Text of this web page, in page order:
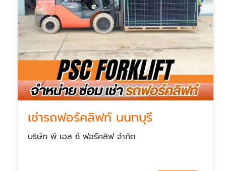
เช่ารถฟอร์คลิฟท์ นนทบุรี
บริษัท พี เอส ซี ฟอร์คลิฟ จำกัด